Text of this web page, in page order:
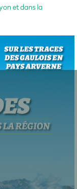
et dans la